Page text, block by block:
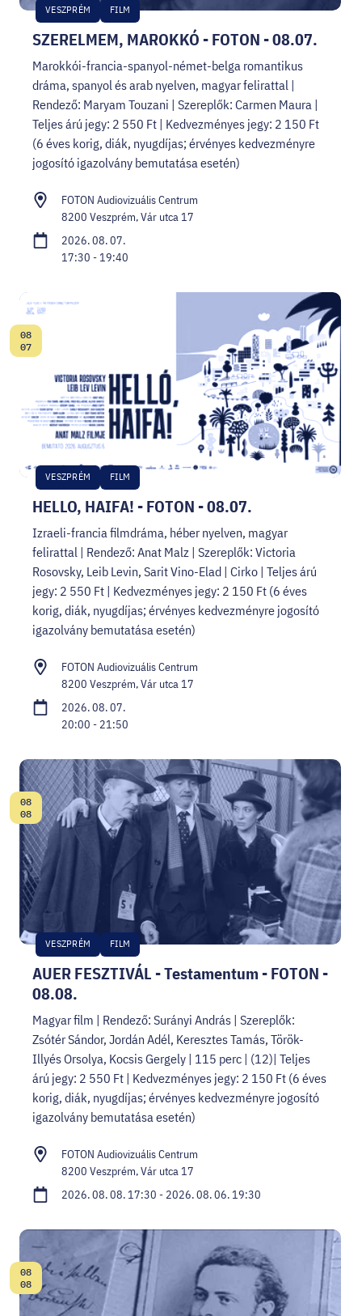
SZERELMEM, MAROKKÓ - FOTON - 08.07.
VESZPRÉM FILM
Marokkói-francia-spanyol-német-belga romantikus
dráma, spanyol és arab nyelven, magyar felirattal |
Rendező: Maryam Touzani | Szereplők: Carmen Maura |
Teljes árú jegy: 2 550 Ft | Kedvezményes jegy: 2 150 Ft
(6 éves korig, diák, nyugdíjas; érvényes kedvezményre
jogosító igazolvány bemutatása esetén)
FOTON Audiovizuális Centrum
8200 Veszprém, Vár utca 17
2026. 08. 07.
17:30 - 19:40
HELLO, HAIFA! - FOTON - 08.07.
VESZPRÉM FILM
Dátum:
08
07
Izraeli-francia filmdráma, héber nyelven, magyar
felirattal | Rendező: Anat Malz | Szereplők: Victoria
Rosovsky, Leib Levin, Sarit Vino-Elad | Cirko | Teljes árú
jegy: 2 550 Ft | Kedvezményes jegy: 2 150 Ft (6 éves
korig, diák, nyugdíjas; érvényes kedvezményre jogosító
igazolvány bemutatása esetén)
FOTON Audiovizuális Centrum
8200 Veszprém, Vár utca 17
2026. 08. 07.
20:00 - 21:50
AUER FESZTIVÁL - Testamentum - FOTON -
08.08.
VESZPRÉM FILM
Dátum:
08
08
Magyar film | Rendező: Surányi András | Szereplők:
Zsótér Sándor, Jordán Adél, Keresztes Tamás, Török-
Illyés Orsolya, Kocsis Gergely | 115 perc | (12)| Teljes
árú jegy: 2 550 Ft | Kedvezményes jegy: 2 150 Ft (6 éves
korig, diák, nyugdíjas; érvényes kedvezményre jogosító
igazolvány bemutatása esetén)
FOTON Audiovizuális Centrum
8200 Veszprém, Vár utca 17
2026. 08. 08. 17:30 - 2026. 08. 06. 19:30
Dátum:
08
08